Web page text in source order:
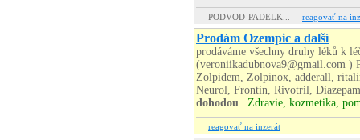
PODVOD-PADELK... reagovať na
Prodám Ozempic a další
prodáváme všechny druhy léků k
(veroniikadubnova9@gmail.com )
Zolpidem, Zolpinox, adderall,
Neurol, Frontin, Rivotril,
dohodou
Zdravie, kozmetika,
reagovať na inzerát